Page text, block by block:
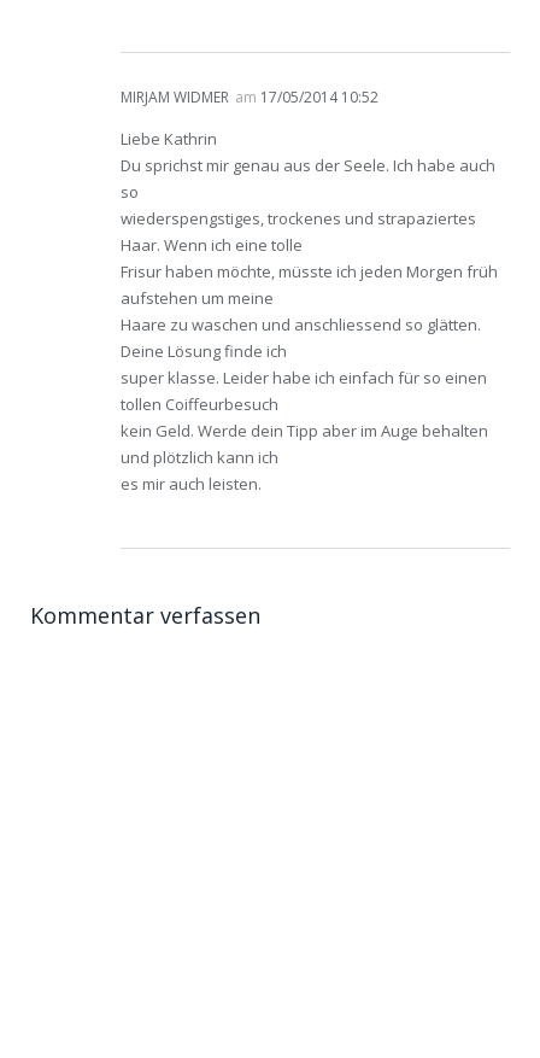
MIRJAM WIDMER am 17/05/2014 10:52
Liebe Kathrin
Du sprichst mir genau aus der Seele. Ich habe auch
so
wiederspengstiges, trockenes und strapaziertes
Haar. Wenn ich eine tolle
Frisur haben möchte, müsste ich jeden Morgen früh
aufstehen um meine
Haare zu waschen und anschliessend so glätten.
Deine Lösung finde ich
super klasse. Leider habe ich einfach für so einen
tollen Coiffeurbesuch
kein Geld. Werde dein Tipp aber im Auge behalten
und plötzlich kann ich
es mir auch leisten.
Kommentar verfassen